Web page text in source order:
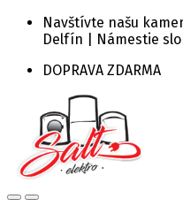
Skip
Skip
Navštívte našu
Delfín | Námestie
DOPRAVA ZDARMA